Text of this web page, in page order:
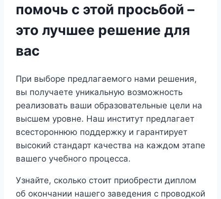
помочь с этой просьбой –
это лучшее решение для
вас
При выборе предлагаемого нами решения,
вы получаете уникальную возможность
реализовать ваши образовательные цели на
высшем уровне. Наш институт предлагает
всестороннюю поддержку и гарантирует
высокий стандарт качества на каждом этапе
вашего учебного процесса.
Узнайте, сколько стоит приобрести диплом
об окончании нашего заведения с проводкой